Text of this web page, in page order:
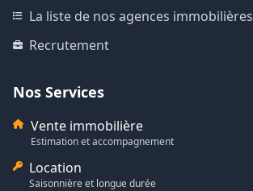
La liste de nos agences immobilières
Recrutement
Nos Services
Vente immobilière
Estimation et accompagnement
Location
Saisonnière et longue durée